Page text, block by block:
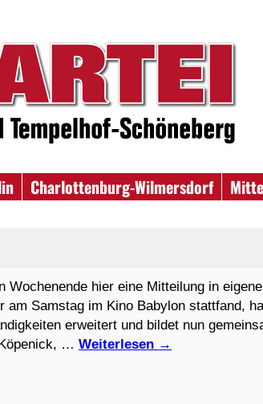
Charlottenburg-Wilmersdorf Mitte
Wochenende hier eine Mitteilung in
am Samstag im Kino Babylon stattfand,
erweitert und bildet nun
Köpenick, …Weiterlesen →